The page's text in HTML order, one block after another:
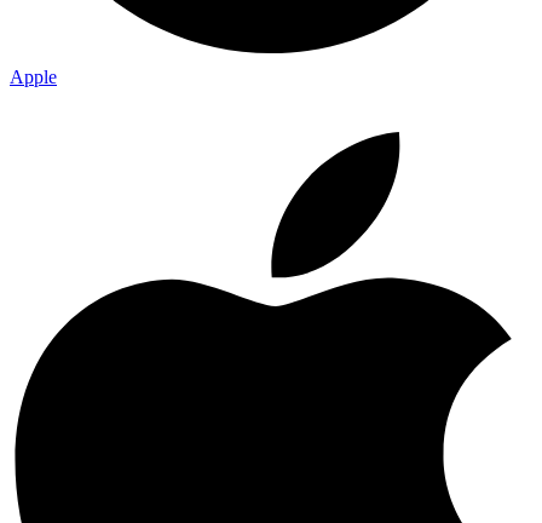
Apple